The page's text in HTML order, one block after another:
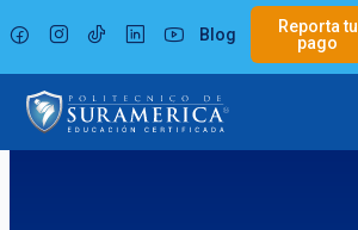
al
contenido
Blog
Reporta tu
pago